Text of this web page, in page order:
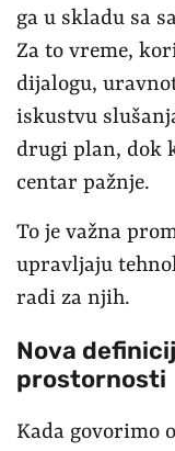
ga u skladu sa
Za to vreme,
dijalogu,
iskustvu
drugi plan, dok
centar pažnje.
To je važna
upravljaju
radi za njih.
Nova
prostornosti
Kada govorimo